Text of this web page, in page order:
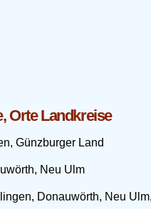
Orte Landkreise
Günzburger Land
Neu Ulm
Donauwörth, Neu